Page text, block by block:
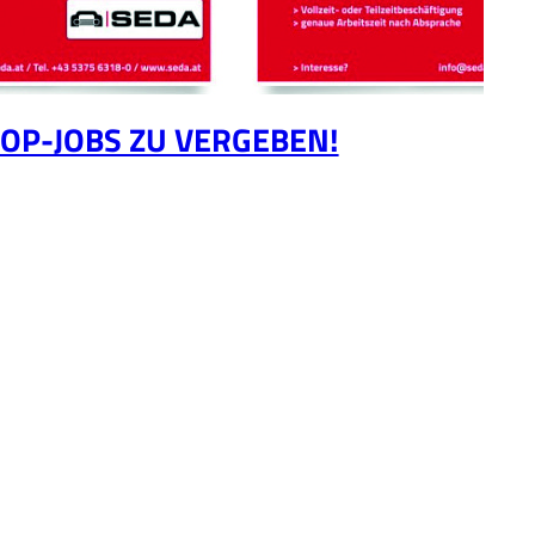
JOBS ZU VERGEBEN!